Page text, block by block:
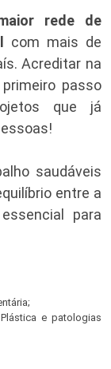
rede de
com mais de
Acreditar na
passo
que já
saudáveis
entre a
para
e patologias